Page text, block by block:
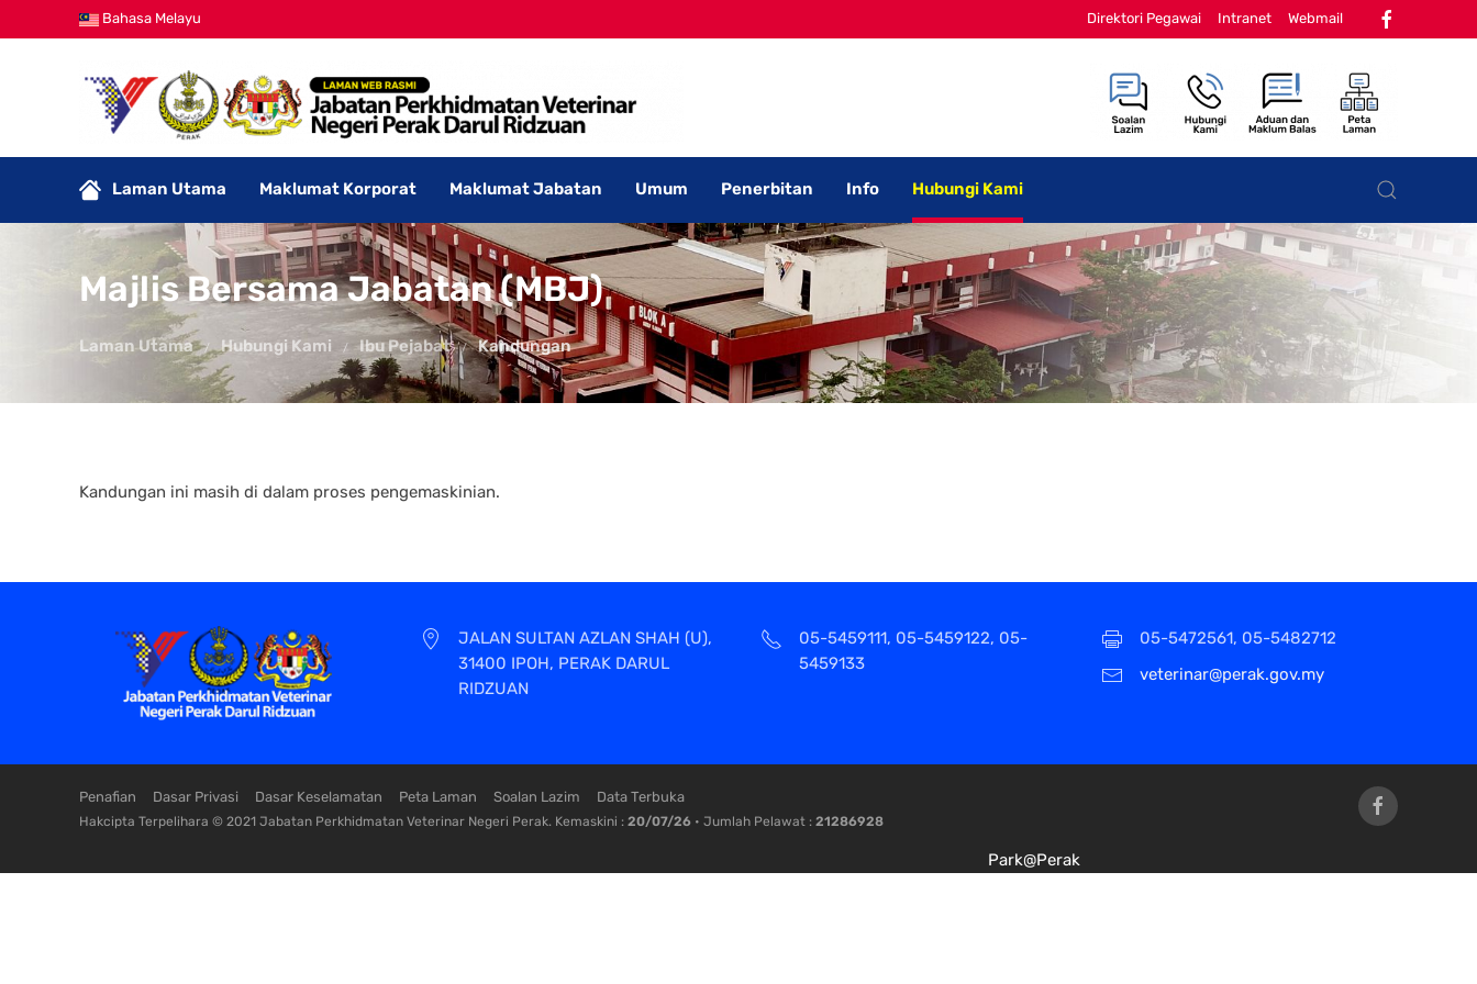
Bahasa Melayu Direktori Pegawai Intranet Webmail
Laman Utama Maklumat Korporat Maklumat Jabatan Umum Penerbitan Info Hubungi Kami
Majlis Bersama Jabatan (MBJ)
Laman Utama Hubungi Kami Ibu Pejabat Kandungan
Kandungan ini masih di dalam proses pengemaskinian.
JALAN SULTAN AZLAN SHAH (U),
31400 IPOH, PERAK DARUL
RIDZUAN
05-5459111, 05-5459122, 05-
5459133
05-5472561, 05-5482712
veterinar@perak.gov.my
Penafian Dasar Privasi Dasar Keselamatan Peta Laman Soalan Lazim Data Terbuka
Hakcipta Terpelihara © 2021 Jabatan Perkhidmatan Veterinar Negeri Perak. Kemaskini : 20/07/26 • Jumlah Pelawat : 21286928
Park@Perak